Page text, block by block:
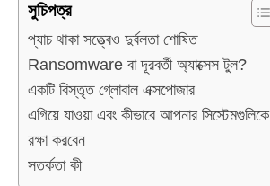
সুচিপত্র
প্যাচ থাকা সত্ত্বেও দুর্বলতা শোষিত
Ransomware বা দূরবর্তী অ্যাক্সেস টুল?
একটি বিস্তৃত গ্লোবাল এক্সপোজার
এগিয়ে যাওয়া এবং কীভাবে আপনার সিস্টেমগুলিকে
রক্ষা করবেন
সতর্কতা কী